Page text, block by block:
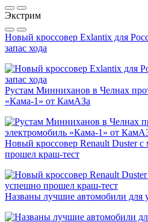
Экстрим
Новый кроссовер Exlantix для
запас хода
Рустам Минниханов в Челнах
«Кама-1» от КамАЗа
Новый кроссовер Renault Duster с
прошел краш-тест
Названы лучшие автомобили для